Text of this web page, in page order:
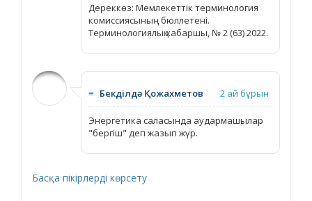
Дереккөз: Мемлекеттік терминология
комиссиясының бюллетені.
Терминологиялық хабаршы, № 2 (63) 2022.
≡ Бекділдә Қожахметов 2 ай бұрын
Энергетика саласында аудармашылар
"бергіш" деп жазып жүр.
Басқа пікірлерді көрсету